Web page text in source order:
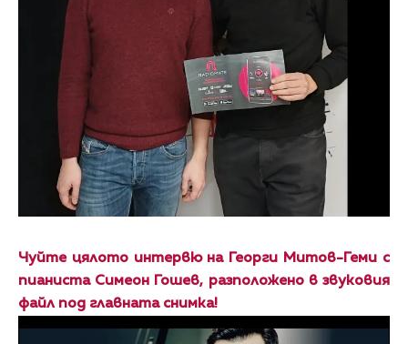
Чуйте цялото интервю на Георги Митов-Геми с
пианиста Симеон Гошев, разположено в звуковия
файл под главната снимка!